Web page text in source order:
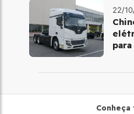
22/
Conheça